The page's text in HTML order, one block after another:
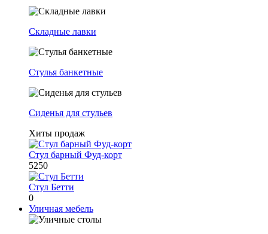
Складные лавки
Стулья банкетные
Сиденья для стульев
Хиты продаж
Стул барный Фуд-корт
5250
Стул Бетти
0
Уличная мебель